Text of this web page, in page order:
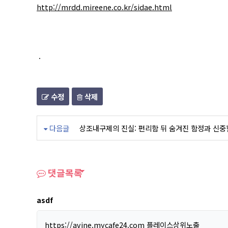
http://mrdd.mireene.co.kr/sidae.html
.
수정 삭제
다음글 상조내구제의 진실: 편리함 뒤 숨겨진 함정과 신
댓글목록
asdf
https://avine.mycafe24.com 플레이스상위노출